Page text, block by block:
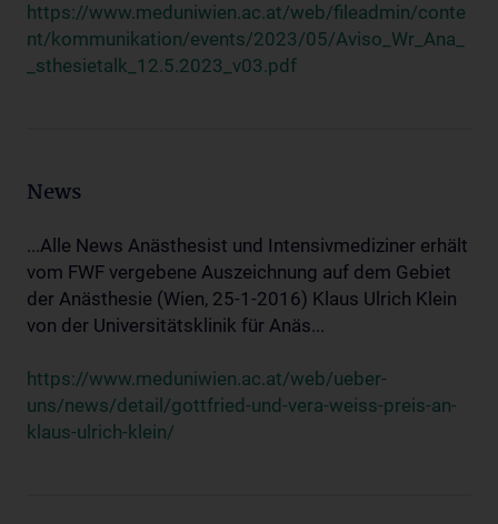
https://www.meduniwien.ac.at/web/fileadmin/conte
nt/kommunikation/events/2023/05/Aviso_Wr_Ana_
_sthesietalk_12.5.2023_v03.pdf
News
...Alle News Anästhesist und Intensivmediziner erhält
vom FWF vergebene Auszeichnung auf dem Gebiet
der Anästhesie (Wien, 25-1-2016) Klaus Ulrich Klein
von der Universitätsklinik für Anäs...
https://www.meduniwien.ac.at/web/ueber-
uns/news/detail/gottfried-und-vera-weiss-preis-an-
klaus-ulrich-klein/